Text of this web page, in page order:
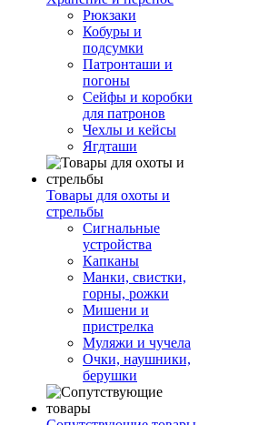
Рюкзаки
Кобуры и
подсумки
Патронташи и
погоны
Сейфы и коробки
для патронов
Чехлы и кейсы
Ягдташи
Товары для охоты и
стрельбы
Сигнальные
устройства
Капканы
Манки, свистки,
горны, рожки
Мишени и
пристрелка
Муляжи и чучела
Очки, наушники,
берушки